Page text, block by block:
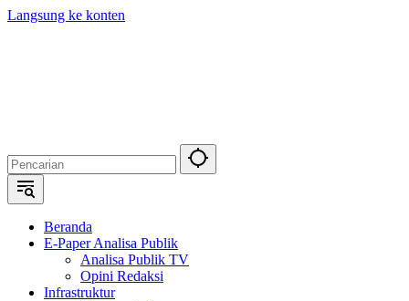
Langsung ke konten
Beranda
E-Paper Analisa Publik
Analisa Publik TV
Opini Redaksi
Infrastruktur